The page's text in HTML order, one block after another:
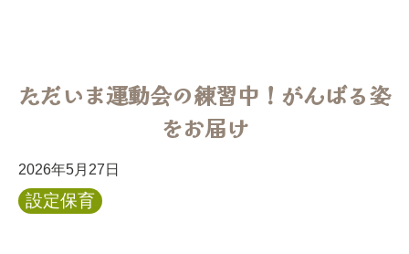
ただいま運動会の練習中！がんばる姿
をお届け
2026年5月27日
設定保育